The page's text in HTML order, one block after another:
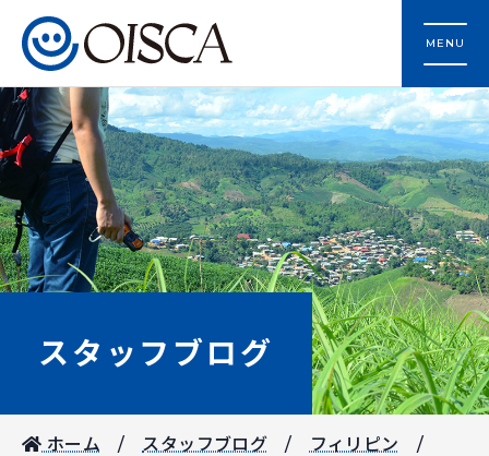
MENU
スタッフブログ
ホーム スタッフブログ フィリピン